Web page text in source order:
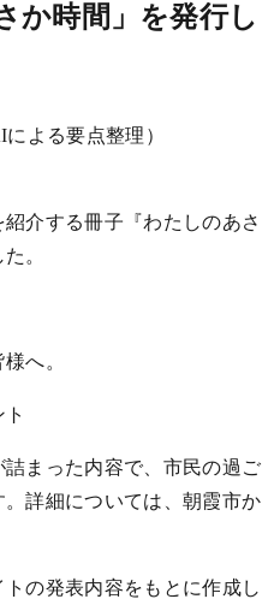
か時間」を発行し
よる要点整理）
介する冊子『わたしのあさ
。
へ。
まった内容で、市民の過ご
詳細については、朝霞市か
の発表内容をもとに作成し